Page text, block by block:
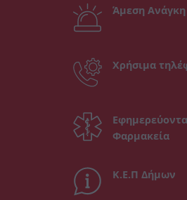
Άμεση Ανάγκη
Χρήσιμα
Εφημερεύοντα
Φαρμακεία
Κ.Ε.Π Δήμων